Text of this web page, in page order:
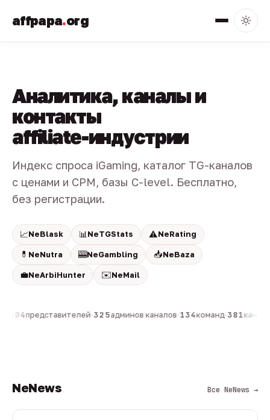
affpapa.org
Аналитика, каналы и
контакты
affiliate-индустрии
Индекс спроса iGaming, каталог TG-каналов
с ценами и CPM, базы C-level. Бесплатно,
без регистрации.
📈NeBlask 📊 NeTGStats ⚠️NeRating
💊 NeNutra 🎰NeGambling 📥NeBaza
💼NeArbiHunter ✉️NeMail
804представителей·325админов каналов·134команд·381
NeNews Все NeNews →